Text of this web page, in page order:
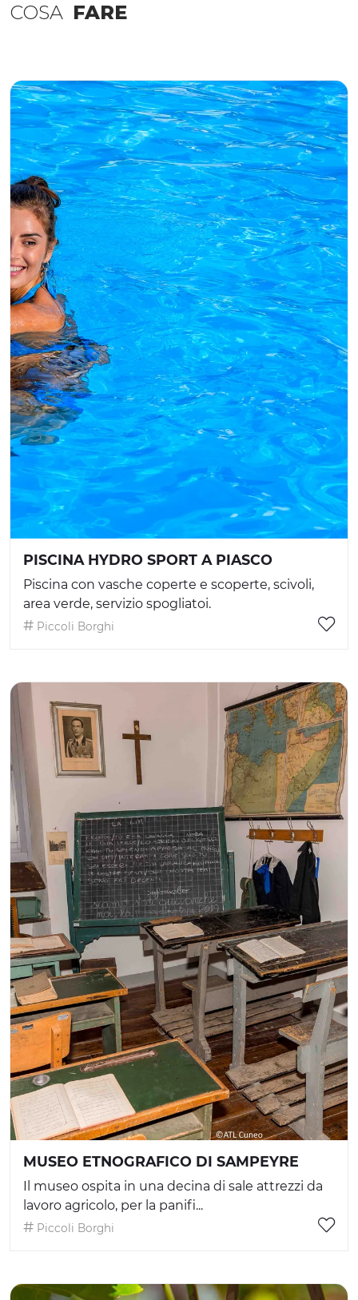
COSA FARE
PISCINA HYDRO SPORT A PIASCO
Piscina con vasche coperte e scoperte, scivoli,
area verde, servizio spogliatoi.
Piccoli Borghi
MUSEO ETNOGRAFICO DI SAMPEYRE
Il museo ospita in una decina di sale attrezzi da
lavoro agricolo, per la panifi...
Piccoli Borghi